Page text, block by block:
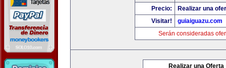
Precio:
Realizar una
Visitar!
guiaiguazu.com
Serán consideradas
Realizar una Oferta